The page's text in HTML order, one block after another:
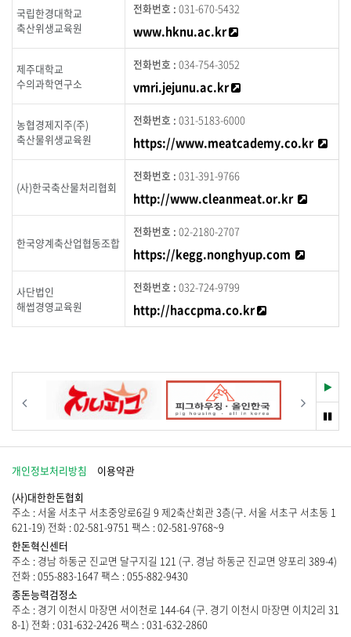
교
육
기
관
의
전
화
번
호
와
페
지
소
국립한경대학교
축산위생교육원
031-670-5432
www.hknu.ac.kr 새창 바로가기
제주대학교
수의과학연구소
034-754-3052
vmri.jejunu.ac.kr 새창 바로가기
농협경제지주(주)
축산물위생교육원
031-5183-6000
https://www.meatcademy.co.kr 새창
(사)한국축산물처리협회
031-391-9766
http://www.cleanmeat.or.kr 새창 바
한국양계축산업협동조합
02-2180-2707
https://kegg.nonghyup.com 새창 바로
사단법인
해썹경영교육원
032-724-9799
http://haccpma.co.kr 새창 바로가기
재
생
멈
춤
개인정보처리방침
이용약관
(사)대한한돈협회
주소 : 서울 서초구 서초중앙로6길 9 제2축산회관 3층(구. 서울 서초구 서초동 1
621-19) 전화 : 02-581-9751 팩스 : 02-581-9768~9
한돈혁신센터
주소 : 경남 하동군 진교면 달구지길 121 (구. 경남 하동군 진교면 양포리 389-4)
전화 : 055-883-1647 팩스 : 055-882-9430
종돈능력검정소
주소 : 경기 이천시 마장면 서이천로 144-64 (구. 경기 이천시 마장면 이치2리 31
8-1) 전화 : 031-632-2426 팩스 : 031-632-2860